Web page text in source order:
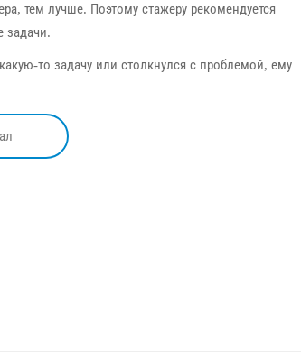
тем лучше. Поэтому стажеру рекомендуется
задачи.
то задачу или столкнулся с проблемой, ему